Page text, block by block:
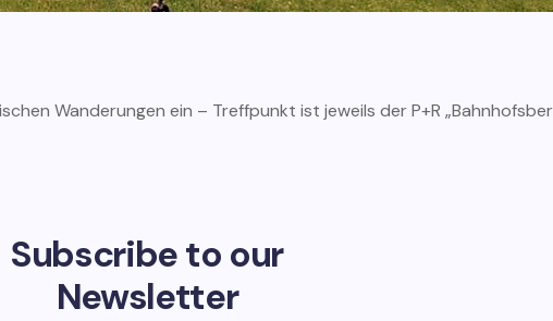
Wanderungen ein – Treffpunkt ist jeweils der P+R
Subscribe to our
Newsletter